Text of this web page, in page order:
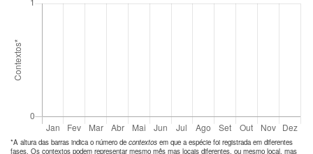
*A altura das barras indica o número de contextos em que a espécie foi registrada em diferentes
fases. Os contextos podem representar mesmo mês mas locais diferentes, ou mesmo local, mas